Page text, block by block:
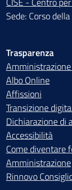
Sede: Corso
Trasparenza
Albo Online
Affissioni
Transizione
Dichiarazione di
Accessibilità
Come diventare
Amministrazione
Rinnovo